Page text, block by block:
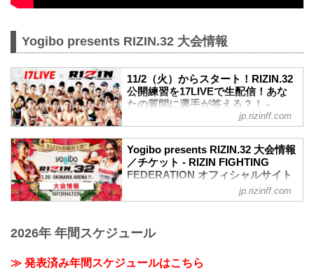
Yogibo presents RIZIN.32 大会情報
11/2（火）からスタート！RIZIN.32
公開練習を17LIVEで生配信！あな
たの質問に選手が答える？！ -
RIZIN FIGHTING FEDERATION オ
フィシャルサイト
11月20日（土）沖縄アリーナで開催され
るYogibo presents RIZIN.32の、出場選手
たちの公開練習を17LIVEで生配信するこ
公開練習の様子はRIZIN FF 公式アカウン
行われる予定だ！選手へ質疑の際に、ラ
イブ配信中に寄せられたコメントを選手
大会を間近に控えた選手たちの練習風
jp.rizinff.com
Yogibo presents RIZIN.32 大会情報
／チケット - RIZIN FIGHTING
FEDERATION オフィシャルサイト
＼
�：沖縄アリーナ
jp.rizinff.com
2026年 年間スケジュール
≫ 発表済み年間スケジュールはこちら